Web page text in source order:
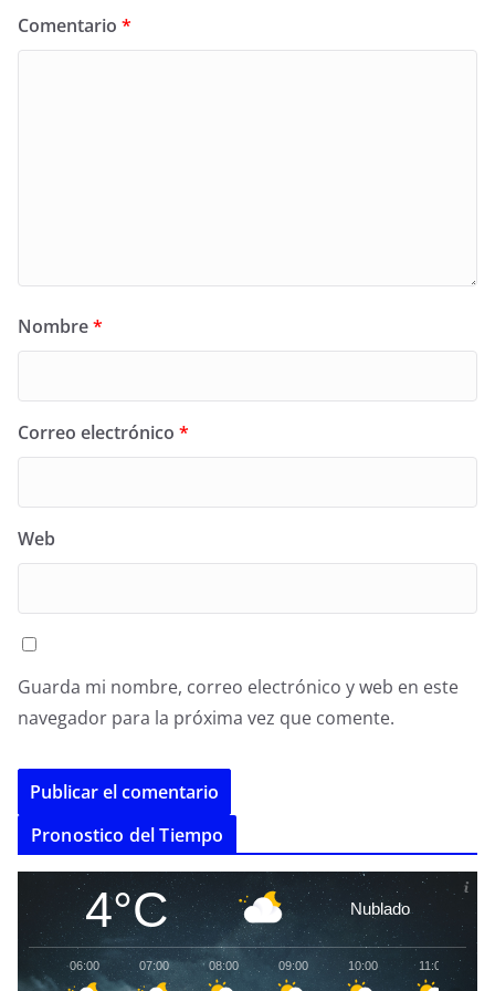
Comentario *
Nombre*
Correo electrónico *
Web
Guarda mi nombre, correo electrónico y web en este
navegador para la próxima vez que comente.
l
r
n
Pronostico del Tiempo
4°C Nublado
06:00 07:00 08:00 09:00 10:00 11:00